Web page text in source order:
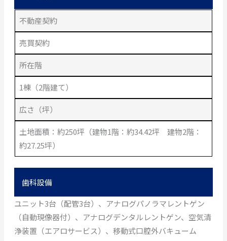
不動産契約
売買契約
所在階
1棟（2階建て）
広さ（坪）
土地面積：約250坪（建物1階：約34.42坪 建物2階：
約27.25坪）
歯科設備
ユニット3台（配管3台）、アナログパノラマレントゲン
（自動現像器付）、アナログデンタルレントゲン、空気清
浄装置（エアロサービス）、移動式口腔外バキューム